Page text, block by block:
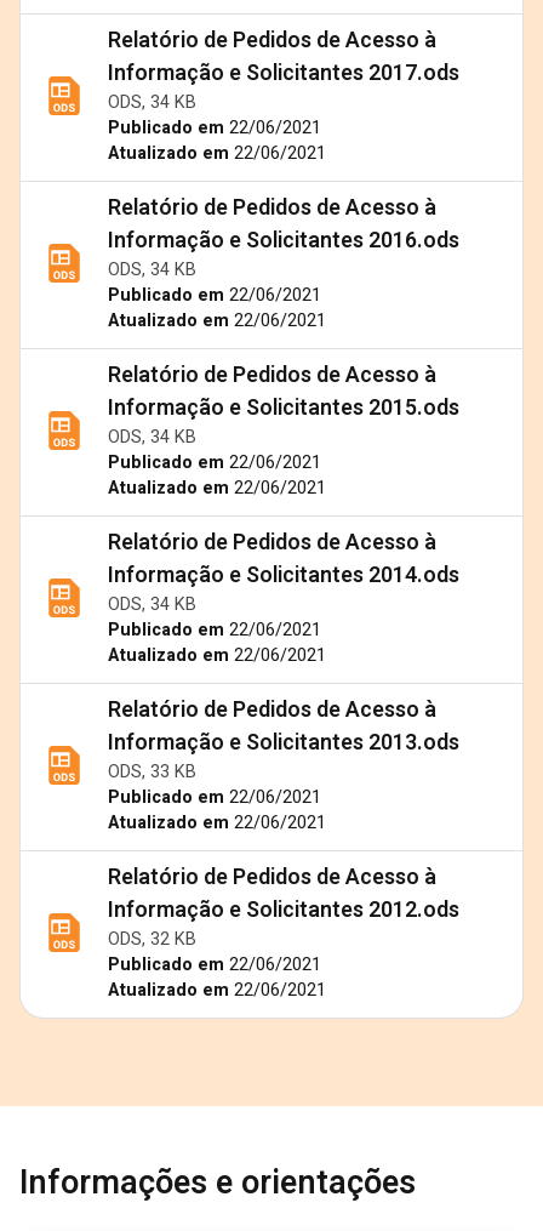
Relatório de Pedidos de Acesso à
Informação e Solicitantes 2017.ods
ODS, 34 KB
Publicado em 22/06/2021
Atualizado em 22/06/2021
Relatório de Pedidos de Acesso à
Informação e Solicitantes 2016.ods
ODS, 34 KB
Publicado em 22/06/2021
Atualizado em 22/06/2021
Relatório de Pedidos de Acesso à
Informação e Solicitantes 2015.ods
ODS, 34 KB
Publicado em 22/06/2021
Atualizado em 22/06/2021
Relatório de Pedidos de Acesso à
Informação e Solicitantes 2014.ods
ODS, 34 KB
Publicado em 22/06/2021
Atualizado em 22/06/2021
Relatório de Pedidos de Acesso à
Informação e Solicitantes 2013.ods
ODS, 33 KB
Publicado em 22/06/2021
Atualizado em 22/06/2021
Relatório de Pedidos de Acesso à
Informação e Solicitantes 2012.ods
ODS, 32 KB
Publicado em 22/06/2021
Atualizado em 22/06/2021
Informações e orientações